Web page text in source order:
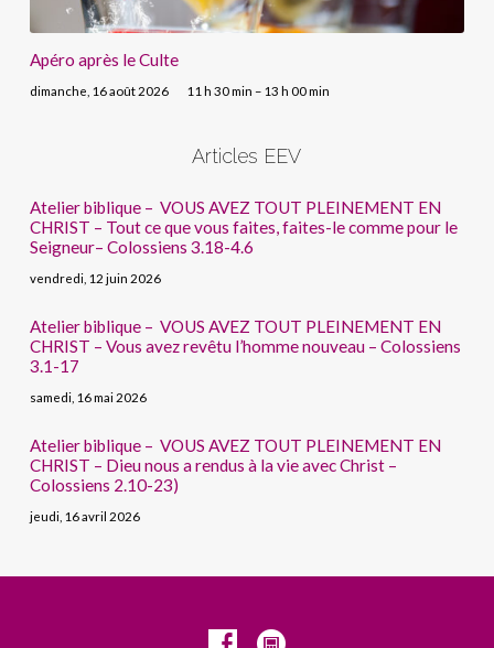
Apéro après le Culte
dimanche, 16 août 2026 11 h 30 min – 13 h 00 min
Articles EEV
Atelier biblique – VOUS AVEZ TOUT PLEINEMENT EN
CHRIST – Tout ce que vous faites, faites-le comme pour le
Seigneur– Colossiens 3.18-4.6
vendredi, 12 juin 2026
Atelier biblique – VOUS AVEZ TOUT PLEINEMENT EN
CHRIST – Vous avez revêtu l’homme nouveau – Colossiens
3.1-17
samedi, 16 mai 2026
Atelier biblique – VOUS AVEZ TOUT PLEINEMENT EN
CHRIST – Dieu nous a rendus à la vie avec Christ –
Colossiens 2.10-23)
jeudi, 16 avril 2026